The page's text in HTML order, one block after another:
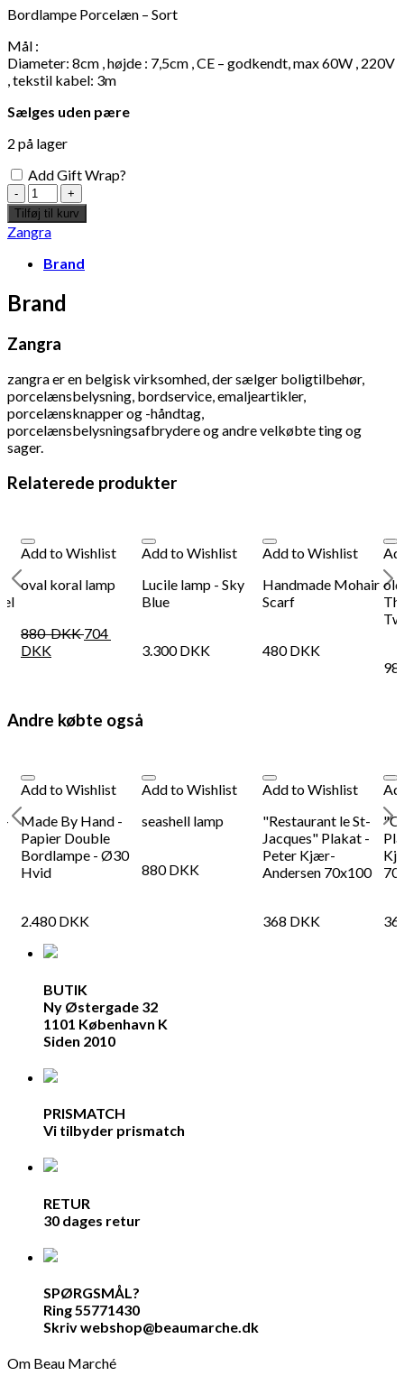
68DKKTilføj til kurv
Bordlampe Porcelæn – Sort
Mål :
Diameter: 8cm , højde : 7,5cm , CE – godkendt, max 60W , 220V
, tekstil kabel: 3m
Sælges uden pære
2 på lager
Add Gift Wrap?
Bordlampe
Porcelæn
-
Sort
antal
Tilføj til kurv
Zangra
Brand
Brand
Zangra
zangra er en belgisk virksomhed, der sælger boligtilbehør,
porcelænsbelysning, bordservice, emaljeartikler,
porcelænsknapper og -håndtag,
porcelænsbelysningsafbrydere og andre velkøbte ting og
sager.
Relaterede produkter
Add to Wishlist
oval koral lamp
880DKK 704
DKK
Add to Wishlist
Lucile lamp - Sky
Blue
3.300DKK
Add to Wishlist
Handmade Mohair
Scarf
480DKK
Andre købte også
-
Add to Wishlist
Made By Hand -
Papier Double
Bordlampe - Ø30
Hvid
2.480DKK
Add to Wishlist
seashell lamp
880DKK
Add to Wishlist
"Restaurant le St-
Jacques" Plakat -
Peter Kjær-
Andersen 70x100
368 DKK
BUTIK
Ny Østergade 32
1101 København K
Siden 2010
PRISMATCH
Vi tilbyder prismatch
RETUR
30 dages retur
SPØRGSMÅL?
Ring 55771430
Skriv webshop@beaumarche.dk
Om Beau Marché